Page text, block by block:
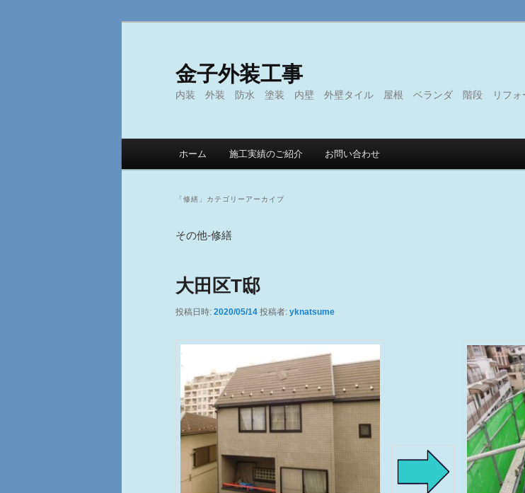
金子外装工事
内装 外装 防水 塗装 内壁 外壁タイル 屋根 ベランダ 階段 リフォ
メ
ン
ツ
へ
移
サ
テ
へ
移
動
ホーム 施工実績のご紹介 お問い合わせ
「 修繕 」カテゴリーアーカイブ
その他-修繕
大田区T邸
投稿日時: 2020/05/14 投稿者: yknatsume